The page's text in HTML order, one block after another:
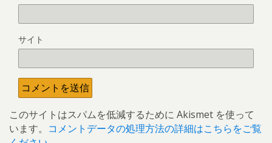
サイト
このサイトはスパムを低減するために Akismet を使って
います。 コメントデータの処理方法の詳細はこちらをご覧